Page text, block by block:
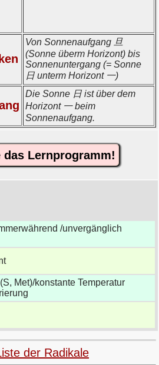
Von Sonnenaufgang 旦
(Sonne überm Horizont) bis
Sonnenuntergang (= Sonne
日 unterm Horizont 一)
Die Sonne 日 ist über dem
Horizont 一 beim
Sonnenaufgang.
Lernprogramm!
/unvergänglich
Met)/konstante Temperatur
der Radikale